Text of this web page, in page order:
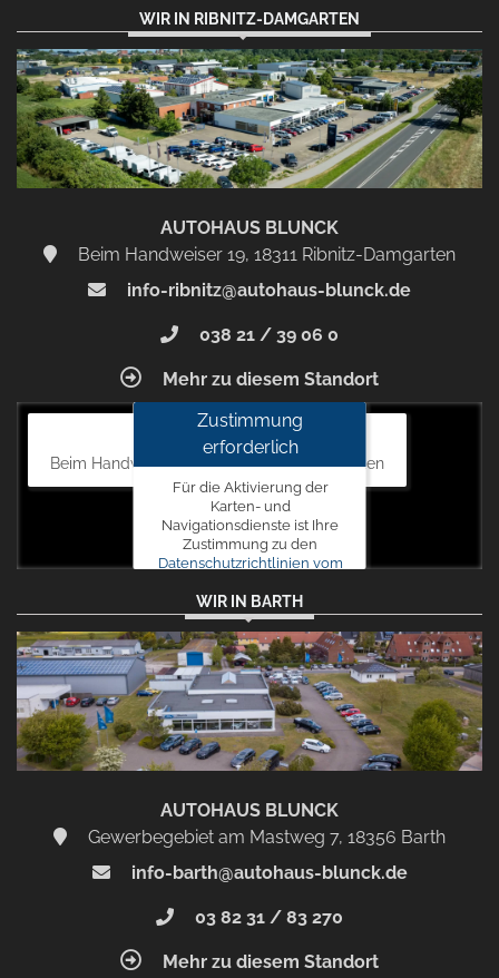
WIR IN RIBNITZ-DAMGARTEN
AUTOHAUS BLUNCK
Beim Handweiser 19, 18311 Ribnitz-Damgarten
info-ribnitz@autohaus-blunck.de
038 21 / 39 06 0
Mehr zu diesem Standort
Autohaus Blunck
Beim Handweiser 19, 18311 Ribnitz-Damgarten
Zustimmung
erforderlich
Für die Aktivierung der
Karten- und
Navigationsdienste ist Ihre
Zustimmung zu den
Datenschutzrichtlinien vom
erforderlich.
Zustimmen
und
aktivieren
WIR IN BARTH
AUTOHAUS BLUNCK
Gewerbegebiet am Mastweg 7, 18356 Barth
info-barth@autohaus-blunck.de
03 82 31 / 83 270
Mehr zu diesem Standort